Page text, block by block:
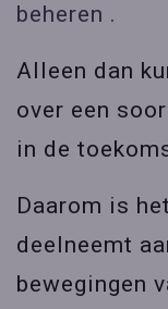
beheren .
Alleen dan
over een
in de
Daarom is
deelneemt
bewegingen